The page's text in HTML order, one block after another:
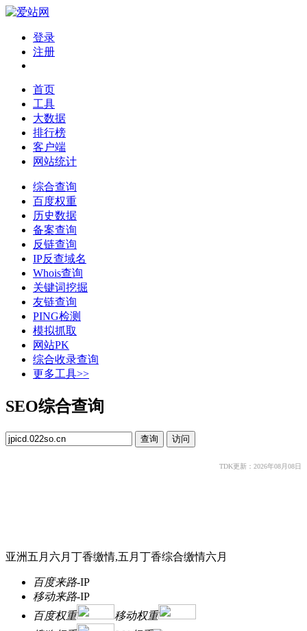
登录
注册
首页
工具
大数据
排行榜
客户端
网站统计
综合查询
百度权重
历史数据
备案查询
反链查询
IP反查域名
Whois查询
关键词挖掘
友链查询
PING检测
模拟抓取
网站PK
综合收录查询
更多工具>>
SEO综合查询
TDK更新：2026年08月08日
亚洲五月六月丁香缴情,五月丁香综合缴情六月
百度来路-IP
移动来路-IP
百度权重
移动权重